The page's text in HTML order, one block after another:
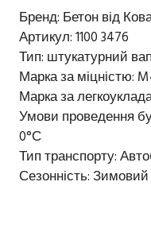
Бренд: Бетон від
Артикул: 1100 3476
Тип: штукатурний
Марка за міцністю:
Марка за
Умови проведення
0°С
Тип транспорту:
Сезонність: Зимовий